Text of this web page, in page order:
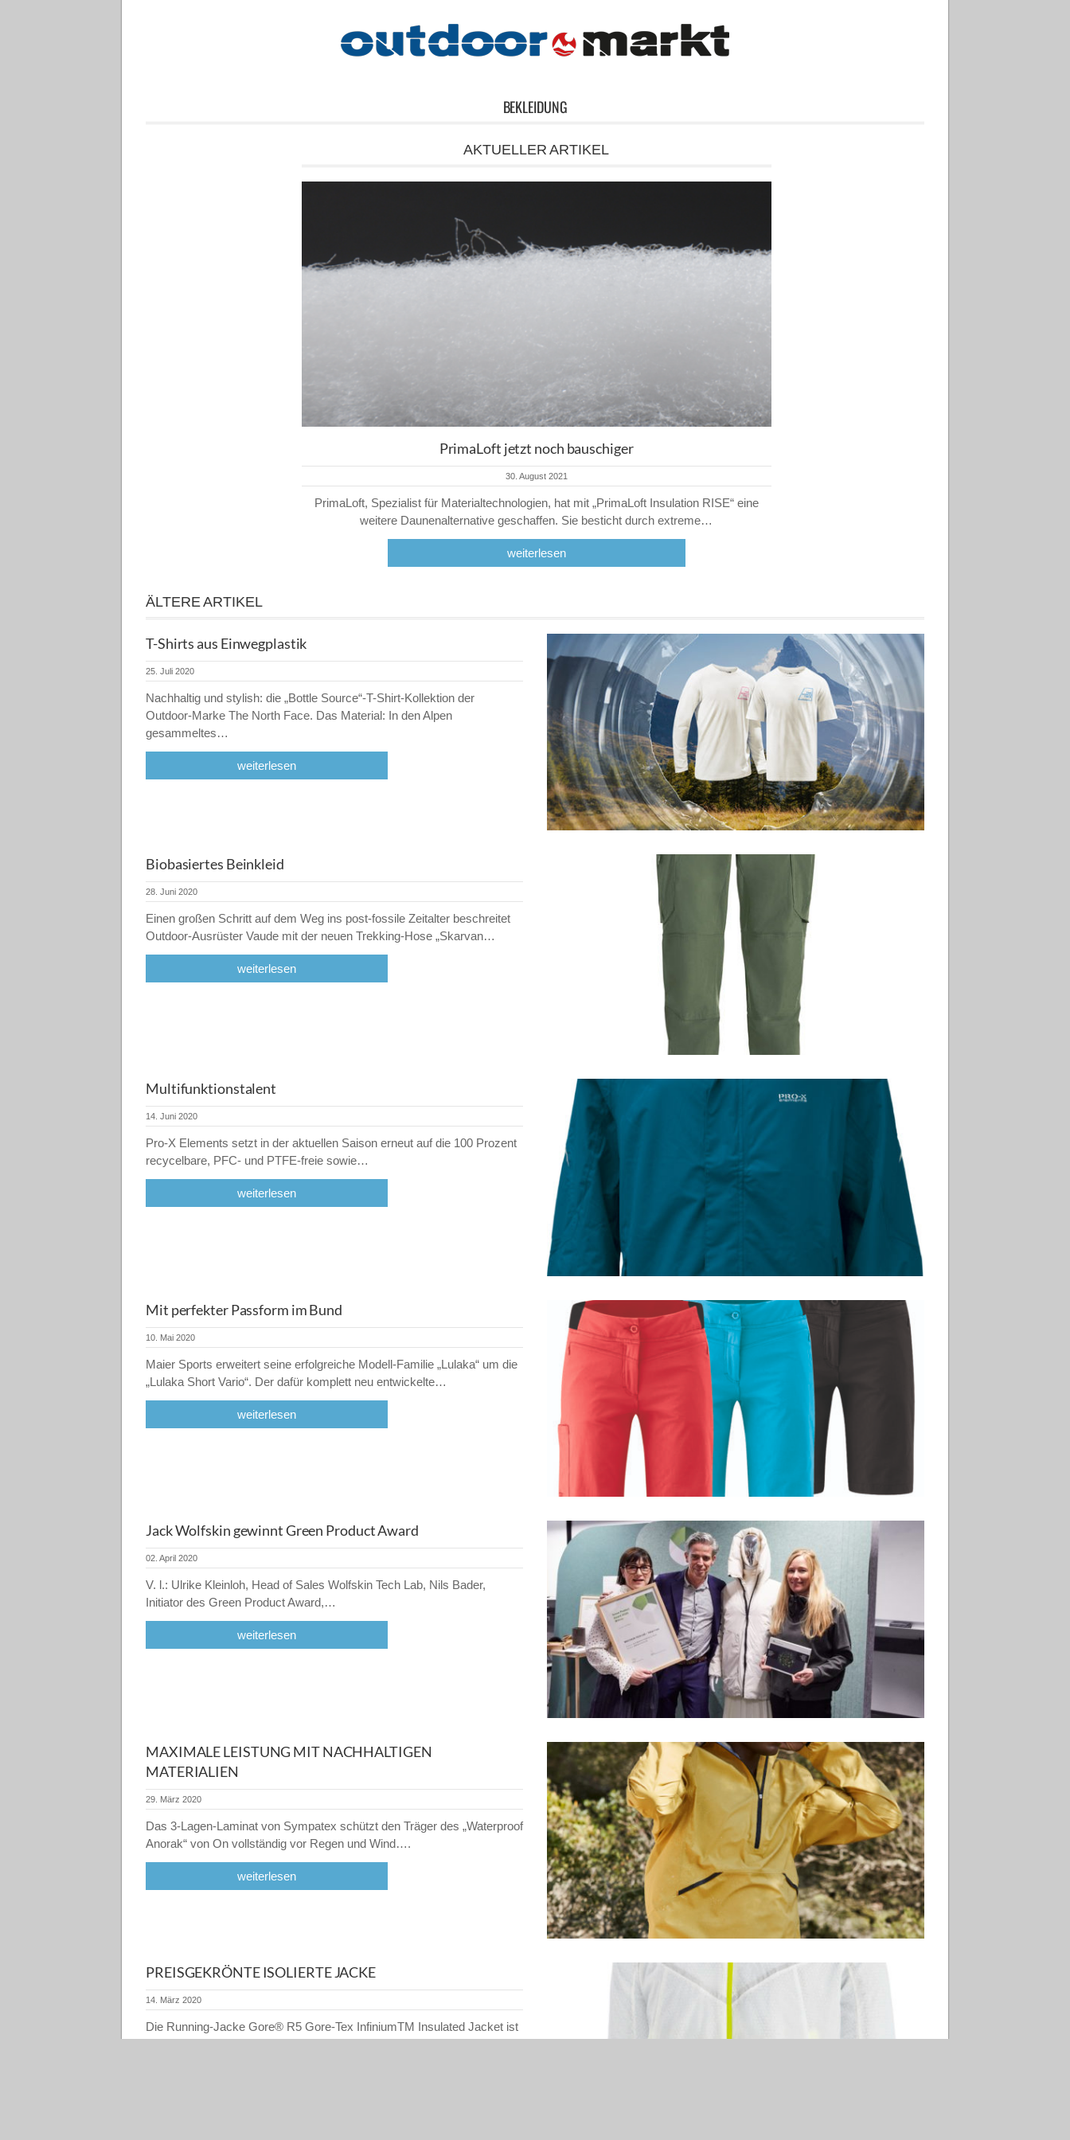
BEKLEIDUNG
AKTUELLER ARTIKEL
PrimaLoft jetzt noch bauschiger
30. August 2021
PrimaLoft, Spezialist für Materialtechnologien, hat mit „PrimaLoft Insulation RISE“ eine
weitere Daunenalternative geschaffen. Sie besticht durch extreme…
weiterlesen
ÄLTERE ARTIKEL
T-Shirts aus Einwegplastik
25. Juli 2020
Nachhaltig und stylish: die „Bottle Source“-T-Shirt-Kollektion der
Outdoor-Marke The North Face. Das Material: In den Alpen
gesammeltes…
weiterlesen
Biobasiertes Beinkleid
28. Juni 2020
Einen großen Schritt auf dem Weg ins post-fossile Zeitalter beschreitet
Outdoor-Ausrüster Vaude mit der neuen Trekking-Hose „Skarvan…
weiterlesen
Multifunktionstalent
14. Juni 2020
Pro-X Elements setzt in der aktuellen Saison erneut auf die 100 Prozent
recycelbare, PFC- und PTFE-freie sowie…
weiterlesen
Mit perfekter Passform im Bund
10. Mai 2020
Maier Sports erweitert seine erfolgreiche Modell-Familie „Lulaka“ um die
„Lulaka Short Vario“. Der dafür komplett neu entwickelte…
weiterlesen
Jack Wolfskin gewinnt Green Product Award
02. April 2020
V. l.: Ulrike Kleinloh, Head of Sales Wolfskin Tech Lab, Nils Bader,
Initiator des Green Product Award,…
weiterlesen
MAXIMALE LEISTUNG MIT NACHHALTIGEN
MATERIALIEN
29. März 2020
Das 3-Lagen-Laminat von Sympatex schützt den Träger des „Waterproof
Anorak“ von On vollständig vor Regen und Wind….
weiterlesen
PREISGEKRÖNTE ISOLIERTE JACKE
14. März 2020
Die Running-Jacke Gore® R5 Gore-Tex InfiniumTM Insulated Jacket ist